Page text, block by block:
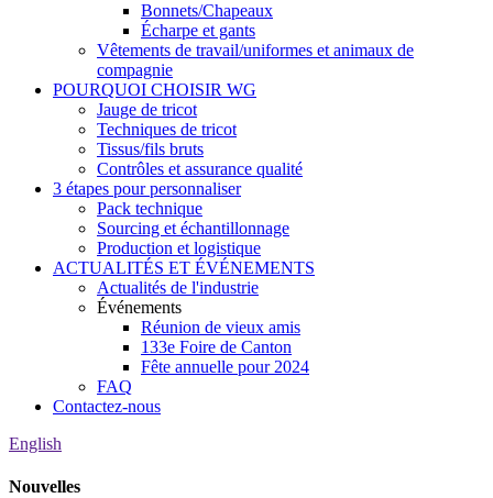
Bonnets/Chapeaux
Écharpe et gants
Vêtements de travail/uniformes et animaux de
compagnie
POURQUOI CHOISIR WG
Jauge de tricot
Techniques de tricot
Tissus/fils bruts
Contrôles et assurance qualité
3 étapes pour personnaliser
Pack technique
Sourcing et échantillonnage
Production et logistique
ACTUALITÉS ET ÉVÉNEMENTS
Actualités de l'industrie
Événements
Réunion de vieux amis
133e Foire de Canton
Fête annuelle pour 2024
FAQ
Contactez-nous
English
Nouvelles